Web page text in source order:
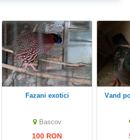
Fazani exotici
Bascov
100 RON
vand